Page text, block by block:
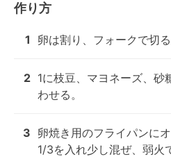
作り方
1 卵は割り、フォークで切
2 1に枝豆、マヨネーズ、砂
わせる。
3 卵焼き用のフライパンに
1/3を入れ少し混ぜ、弱火